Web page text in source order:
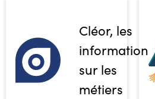
Cléor, les
informations
sur les
métiers